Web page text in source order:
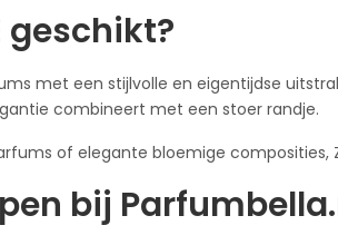
geschikt?
met een stijlvolle en eigentijdse
combineert met een stoer randje.
of elegante bloemige composities,
bij